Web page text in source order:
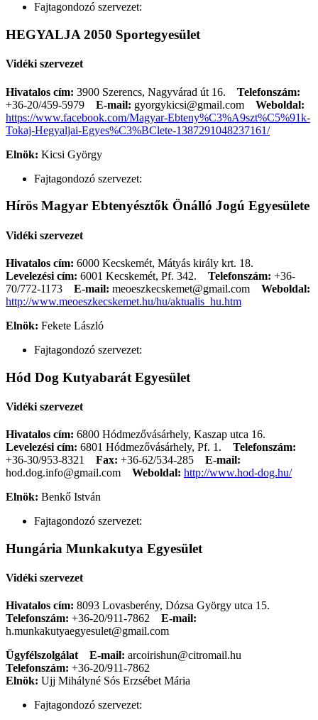
Fajtagondozó szervezet:
HEGYALJA 2050 Sportegyesület
Vidéki szervezet
Hivatalos cím: 3900 Szerencs, Nagyvárad út 16. Telefonszám:
+36-20/459-5979
E-mail: gyorgykicsi@gmail.com
Weboldal:
https://www.facebook.com/Magyar-Ebteny%C3%A9szt%C5%91k-
Tokaj-Hegyaljai-Egyes%C3%BClete-1387291048237161/
Elnök: Kicsi György
Fajtagondozó szervezet:
Hírös Magyar Ebtenyésztők Önálló Jogú Egyesülete
Vidéki szervezet
Hivatalos cím: 6000 Kecskemét, Mátyás király krt. 18.
Levelezési cím: 6001 Kecskemét, Pf. 342. Telefonszám: +36-
70/772-1173
E-mail: meoeszkecskemet@gmail.com
Weboldal:
http://www.meoeszkecskemet.hu/hu/aktualis_hu.htm
Elnök: Fekete László
Fajtagondozó szervezet:
Hód Dog Kutyabarát Egyesület
Vidéki szervezet
Hivatalos cím: 6800 Hódmezővásárhely, Kaszap utca 16.
Levelezési cím: 6801 Hódmezővásárhely, Pf. 1.
Telefonszám:
+36-30/953-8321
Fax: +36-62/534-285
E-mail:
hod.dog.info@gmail.com
Weboldal: http://www.hod-dog.hu/
Elnök: Benkő István
Fajtagondozó szervezet:
Hungária Munkakutya Egyesület
Vidéki szervezet
Hivatalos cím: 8093 Lovasberény, Dózsa György utca 15.
Telefonszám: +36-20/911-7862
E-mail:
h.munkakutyaegyesulet@gmail.com
Ügyfélszolgálat
E-mail: arcoirishun@citromail.hu
Telefonszám: +36-20/911-7862
Elnök: Ujj Mihályné Sós Erzsébet Mária
Fajtagondozó szervezet: